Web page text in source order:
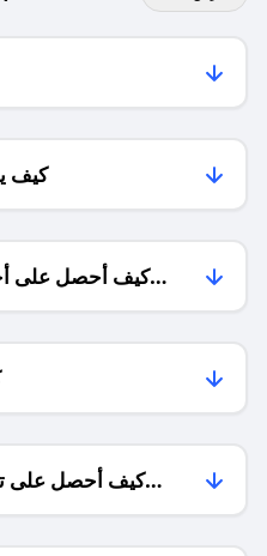
كيف
كيف أحصل على
كيف أحصل على